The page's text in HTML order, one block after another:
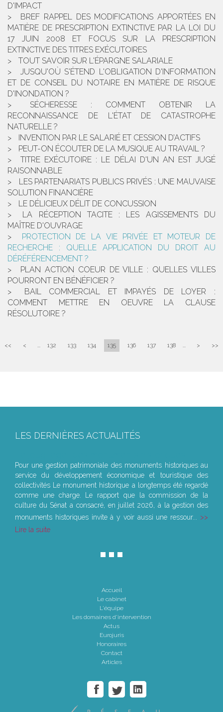
D'IMPACT
BREF RAPPEL DES MODIFICATIONS APPORTÉES EN
MATIÈRE DE PRESCRIPTION EXTINCTIVE PAR LA LOI DU
17 JUIN 2008 ET FOCUS SUR LA PRESCRIPTION
EXTINCTIVE DES TITRES EXÉCUTOIRES
TOUT SAVOIR SUR L'ÉPARGNE SALARIALE
JUSQU'OÙ S'ÉTEND L'OBLIGATION D'INFORMATION
ET DE CONSEIL DU NOTAIRE EN MATIÈRE DE RISQUE
D'INONDATION ?
SÉCHERESSE : COMMENT OBTENIR LA
RECONNAISSANCE DE L'ÉTAT DE CATASTROPHE
NATURELLE ?
INVENTION PAR LE SALARIÉ ET CESSION D’ACTIFS
PEUT-ON ÉCOUTER DE LA MUSIQUE AU TRAVAIL ?
TITRE EXÉCUTOIRE : LE DÉLAI D'UN AN EST JUGÉ
RAISONNABLE
LES PARTENARIATS PUBLICS PRIVÉS : UNE MAUVAISE
SOLUTION FINANCIÈRE
LE DÉLICIEUX DÉLIT DE CONCUSSION
LA RÉCEPTION TACITE : LES AGISSEMENTS DU
MAÎTRE D'OUVRAGE
PROTECTION DE LA VIE PRIVÉE ET MOTEUR DE
RECHERCHE : QUELLE APPLICATION DU DROIT AU
DÉRÉFÉRENCEMENT ?
PLAN ACTION COEUR DE VILLE : QUELLES VILLES
POURRONT EN BÉNÉFICIER ?
BAIL COMMERCIAL ET IMPAYÉS DE LOYER :
COMMENT METTRE EN OEUVRE LA CLAUSE
RÉSOLUTOIRE ?
<< < ... 132 133 134 135 136 137 138 ... > >>
LES DERNIÈRES ACTUALITÉS
Pour une gestion patrimoniale des monuments historiques au
service du développement économique et touristique des
collectivités Le monument historique a longtemps été regardé
comme une charge. Le rapport que la commission de la
culture du Sénat a consacré, en juillet 2026, à la gestion des
monuments historiques invite à y voir aussi une ressour...
Lire la suite
Accueil
Le cabinet
L'équipe
Les domaines d'intervention
Actus
Eurojuris
Honoraires
Contact
Articles